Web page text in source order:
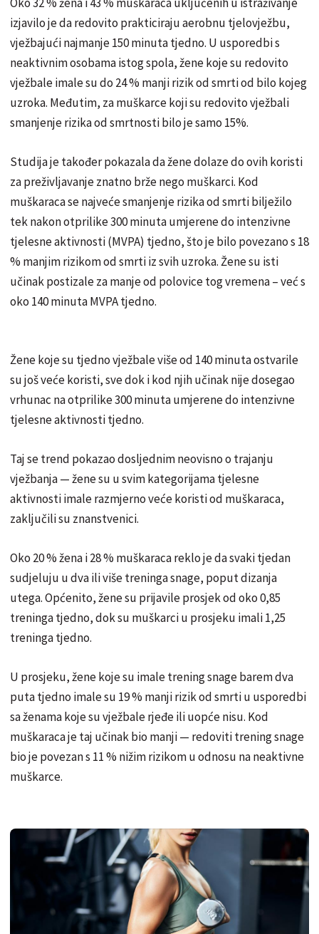
izjavilo je da redovito prakticiraju aerobnu tjelovježbu,
vježbajući najmanje 150 minuta tjedno. U usporedbi s
neaktivnim osobama istog spola, žene koje su redovito
vježbale imale su do 24 % manji rizik od smrti od bilo kojeg
uzroka. Međutim, za muškarce koji su redovito vježbali
smanjenje rizika od smrtnosti bilo je samo 15%.
Studija je također pokazala da žene dolaze do ovih koristi
za preživljavanje znatno brže nego muškarci. Kod
muškaraca se najveće smanjenje rizika od smrti bilježilo
tek nakon otprilike 300 minuta umjerene do intenzivne
tjelesne aktivnosti (MVPA) tjedno, što je bilo povezano s 18
% manjim rizikom od smrti iz svih uzroka. Žene su isti
učinak postizale za manje od polovice tog vremena – već s
oko 140 minuta MVPA tjedno.
Žene koje su tjedno vježbale više od 140 minuta ostvarile
su još veće koristi, sve dok i kod njih učinak nije dosegao
vrhunac na otprilike 300 minuta umjerene do intenzivne
tjelesne aktivnosti tjedno.
Taj se trend pokazao dosljednim neovisno o trajanju
vježbanja — žene su u svim kategorijama tjelesne
aktivnosti imale razmjerno veće koristi od muškaraca,
zaključili su znanstvenici.
Oko 20 % žena i 28 % muškaraca reklo je da svaki tjedan
sudjeluju u dva ili više treninga snage, poput dizanja
utega. Općenito, žene su prijavile prosjek od oko 0,85
treninga tjedno, dok su muškarci u prosjeku imali 1,25
treninga tjedno.
U prosjeku, žene koje su imale trening snage barem dva
puta tjedno imale su 19 % manji rizik od smrti u usporedbi
sa ženama koje su vježbale rjeđe ili uopće nisu. Kod
muškaraca je taj učinak bio manji — redoviti trening snage
bio je povezan s 11 % nižim rizikom u odnosu na neaktivne
muškarce.